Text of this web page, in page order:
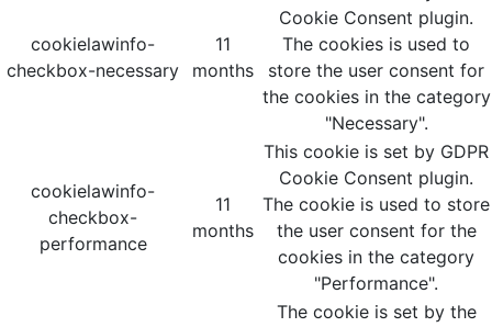
cookielawinfo-
checkbox-necessary
11
months
Cookie Consent plugin.
The cookies is used to
store the user consent for
the cookies in the category
"Necessary".
cookielawinfo-
checkbox-
performance
11
months
This cookie is set by GDPR
Cookie Consent plugin.
The cookie is used to store
the user consent for the
cookies in the category
"Performance".
The cookie is set by the